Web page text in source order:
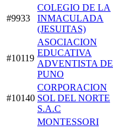
#9933
COLEGIO DE LA
INMACULADA
(JESUITAS)
#10119
ASOCIACION
EDUCATIVA
ADVENTISTA DE
PUNO
#10140
CORPORACION
SOL DEL NORTE
S.A.C
MONTESSORI